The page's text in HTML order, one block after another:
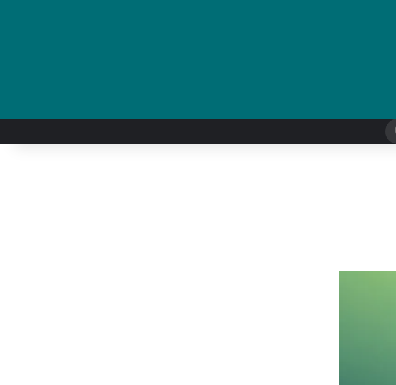
بحث